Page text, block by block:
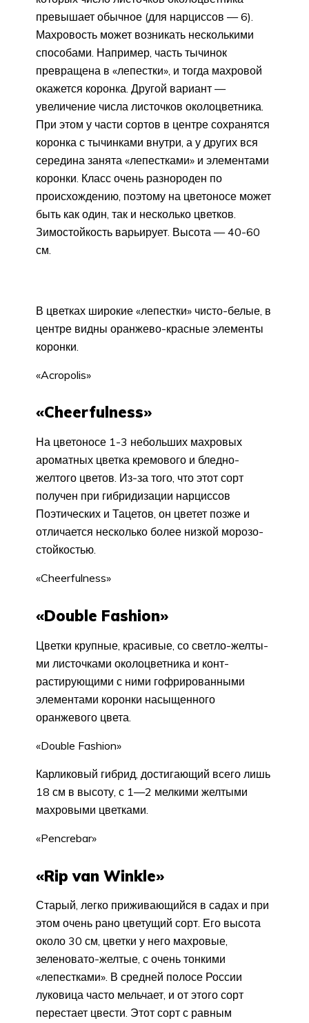
превышает обычное (для нарцис­сов — 6).
Махровость может возникать несколькими
способами. Например, часть тычинок
превращена в «лепест­ки», и тогда махровой
окажется коронка. Другой вариант —
увеличение числа листочков околоцветника.
При этом у части сортов в центре сохранятся
ко­ронка с тычинками внутри, а у других вся
середина занята «лепестками» и элементами
коронки. Класс очень разно­роден по
происхождению, поэтому на цветоносе может
быть как один, так и несколько цветков.
Зимостойкость варьирует. Высота — 40-60
см.
В цветках широкие «ле­пестки» чисто-белые, в
центре видны оранжево-красные элементы
коронки.
«Acropolis»
«Cheerfulness»
На цветоносе 1-3 не­больших махровых
ароматных цветка кремового и бледно-
желтого цветов. Из-за того, что этот сорт
получен при гибридизации нарциссов
Поэтических и Тацетов, он цветет позже и
отличает­ся несколько более низкой морозо­
стойкостью.
«Cheerfulness»
«Double Fashion»
Цветки крупные, красивые, со светло-желты­
ми листочками околоцветника и конт­
растирующими с ними гофрирован­ными
элементами коронки насыщен­ного
оранжевого цвета.
«Double Fashion»
Карликовый гибрид, достигающий всего лишь
18 см в высо­ту, с 1—2 мелкими желтыми
махровы­ми цветками.
«Pencrebar»
«Rip van Winkle»
Ста­рый, легко приживающийся в садах и при
этом очень рано цветущий сорт. Его высота
около 30 см, цветки у него махровые,
зеленовато-желтые, с очень тонкими
«лепестками». В средней по­лосе России
луковица часто мельчает, и от этого сорт
перестает цвести. Этот сорт с равным